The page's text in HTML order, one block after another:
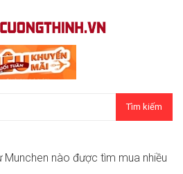
Tìm kiếm
Munchen nào được tìm mua nhiều